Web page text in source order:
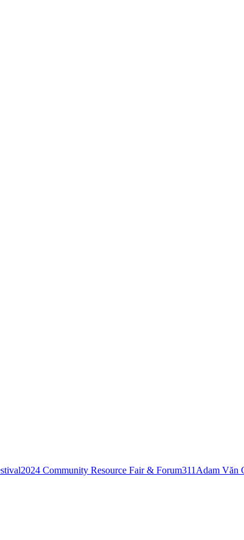
2024 Community Resource Fair & Forum311 Adam Văn